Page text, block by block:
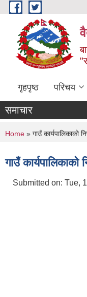
Skip to main content
गृहपृष्ठ परिचय
समाचार
You are here
Home » गाउँ कार्यपालिकाको
गाउँ
Submitted on: Tue,